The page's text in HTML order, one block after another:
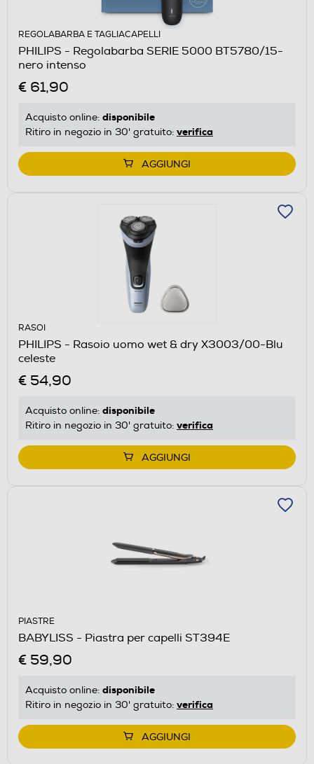
REGOLABARBA E TAGLIACAPELLI
PHILIPS - Regolabarba SERIE 5000 BT5780/15-
nero intenso
€ 61,90
Acquisto online: disponibile
Ritiro in negozio in 30' gratuito: verifica
AGGIUNGI
RASOI
PHILIPS - Rasoio uomo wet & dry X3003/00-Blu
celeste
€ 54,90
Acquisto online: disponibile
Ritiro in negozio in 30' gratuito: verifica
AGGIUNGI
PIASTRE
BABYLISS - Piastra per capelli ST394E
€ 59,90
Acquisto online: disponibile
Ritiro in negozio in 30' gratuito: verifica
AGGIUNGI